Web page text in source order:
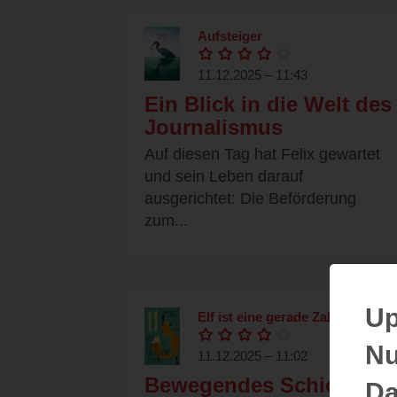
Aufsteiger
11.12.2025 – 11:43
Ein Blick in die Welt des
Journalismus
Auf diesen Tag hat Felix gewartet
und sein Leben darauf
ausgerichtet: Die Beförderung
zum...
Elf ist eine gerade Zahl
11.12.2025 – 11:02
Bewegendes Schicksal